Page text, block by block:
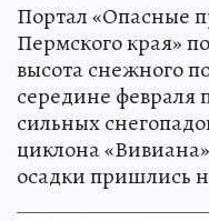
Портал «Опасные
Пермского края»
высота снежного
середине февраля
сильных
циклона
осадки пришлись